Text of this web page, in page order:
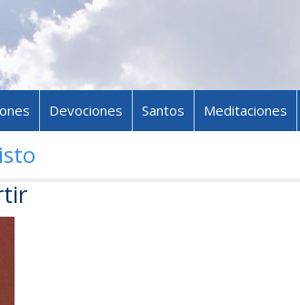
Skip to content
Devociones Santos Meditaciones